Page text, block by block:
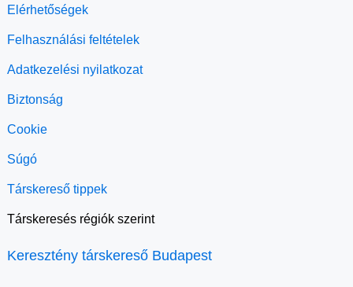
Elérhetőségek
Felhasználási feltételek
Adatkezelési nyilatkozat
Biztonság
Cookie
Súgó
Társkereső tippek
Társkeresés régiók szerint
Keresztény társkereső Budapest